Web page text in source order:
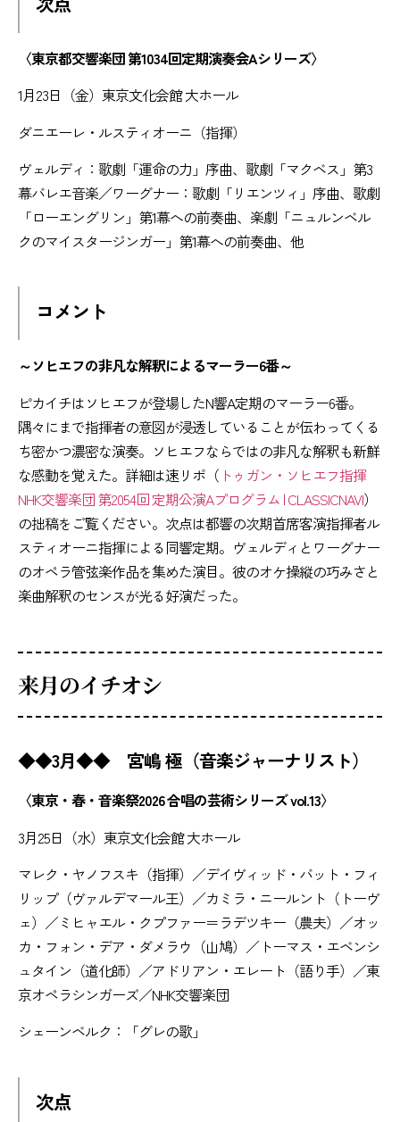
〈東京都交響楽団 第1034回定期演奏会Aシリーズ〉
1月23日（金）東京文化会館 大ホール
ダニエーレ・ルスティオーニ（指揮）
ヴェルディ：歌劇「運命の力」序曲、歌劇「マクベス」第3
幕バレエ音楽／ワーグナー：歌劇「リエンツィ」序曲、歌劇
「ローエングリン」第1幕への前奏曲、楽劇「ニュルンベル
クのマイスタージンガー」第1幕への前奏曲、他
コメント
～ソヒエフの非凡な解釈によるマーラー6番～
ピカイチはソヒエフが登場したN響A定期のマーラー6番。
隅々にまで指揮者の意図が浸透していることが伝わってくる
ち密かつ濃密な演奏。ソヒエフならではの非凡な解釈も新鮮
な感動を覚えた。詳細は速リポ（ トゥガン・ソヒエフ指揮
NHK交響楽団 第2054回 定期公演Aプログラム | CLASSICNAVI）
の拙稿をご覧ください。次点は都響の次期首席客演指揮者ル
スティオーニ指揮による同響定期。ヴェルディとワーグナー
のオペラ管弦楽作品を集めた演目。彼のオケ操縦の巧みさと
楽曲解釈のセンスが光る好演だった。
来月のイチオシ
◆◆3月◆◆ 宮嶋 極（音楽ジャーナリスト）
〈東京・春・音楽祭2026 合唱の芸術シリーズ vol.13〉
3月25日（水）東京文化会館 大ホール
マレク・ヤノフスキ（指揮）／デイヴィッド・バット・フィ
リップ（ヴァルデマール王）／カミラ・ニールント（トーヴ
ェ）／ミヒャエル・クプファー＝ラデツキー（農夫）／オッ
カ・フォン・デア・ダメラウ（山鳩）／トーマス・エベンシ
ュタイン（道化師）／アドリアン・エレート（語り手）／東
京オペラシンガーズ／NHK交響楽団
シェーンベルク：「グレの歌」
次点